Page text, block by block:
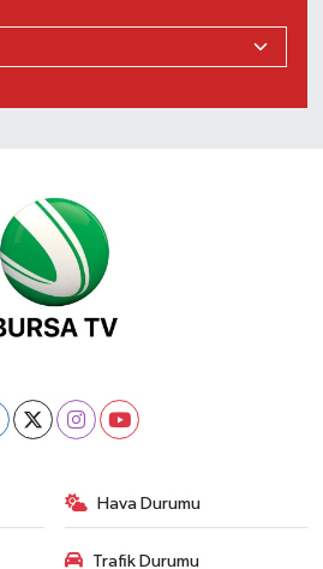
Hava Durumu
Trafik Durumu